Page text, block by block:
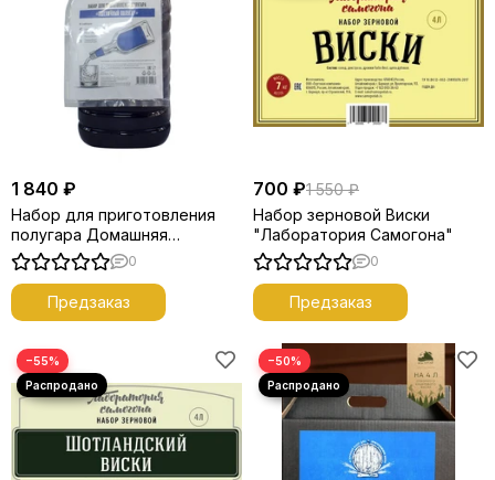
1 840 ₽
Набор для приготовления
полугара Домашняя
Мануфактура “Пшеничный
полугар”
0
Предзаказ
700 ₽1 550 ₽
Набор зерновой Виски
"Лаборатория Самогона"
0
Предзаказ
−55% −50%